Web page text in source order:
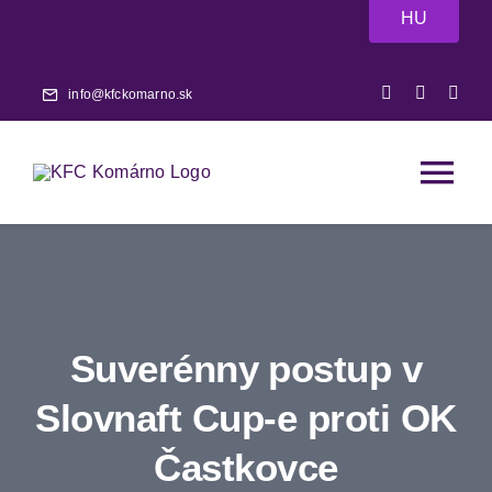
HU
info@kfckomarno.sk
Zápasy
Suverénny postup v
Slovnaft Cup-e proti OK
Častkovce